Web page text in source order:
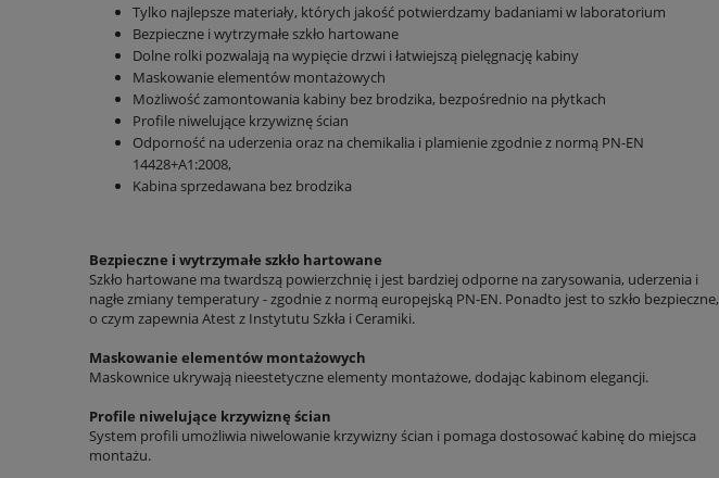
Tylko najlepsze materiały, których jakość potwierdzamy badaniami w laboratorium
Bezpieczne i wytrzymałe szkło hartowane
Dolne rolki pozwalają na wypięcie drzwi i łatwiejszą pielęgnację kabiny
Maskowanie elementów montażowych
Możliwość zamontowania kabiny bez brodzika, bezpośrednio na płytkach
Profile niwelujące krzywiznę ścian
Odporność na uderzenia oraz na chemikalia i plamienie zgodnie z normą PN-EN
14428+A1:2008,
Kabina sprzedawana bez brodzika
Bezpieczne i wytrzymałe szkło hartowane
Szkło hartowane ma twardszą powierzchnię i jest bardziej odporne na zarysowania, uderzenia i
nagłe zmiany temperatury - zgodnie z normą europejską PN-EN. Ponadto jest to szkło bezpieczne,
o czym zapewnia Atest z Instytutu Szkła i Ceramiki.
Maskowanie elementów montażowych
Maskownice ukrywają nieestetyczne elementy montażowe, dodając kabinom elegancji.
Profile niwelujące krzywiznę ścian
System profili umożliwia niwelowanie krzywizny ścian i pomaga dostosować kabinę do miejsca
montażu.